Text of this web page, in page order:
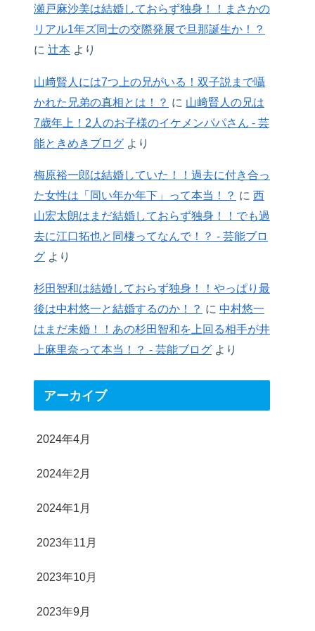
瀬戸麻沙美は結婚しておらず独身！！まさかの
リアル1年ズ同士の交際発展で旦那誕生か！？
に 辻本 より
山﨑賢人には7つ上の兄がいる！双子説まで囁
かれた兄弟の真相とは！？ に 山﨑賢人の兄は
7歳年上！2人のお子様のイケメンパパさん - 芸
能ときめきブログ より
梅原裕一郎は結婚していた！！過去に付き合っ
た女性は「同い年か年下」って本当！？ に 西
山宏太朗はまだ結婚しておらず独身！！でも過
去に江口拓也と同棲ってなんで！？ - 芸能ブロ
グ より
杉田智和は結婚しておらず独身！！やっぱり最
後は中村悠一と結婚するのか！？ に 中村悠一
はまだ未婚！！あの杉田智和を上回る相手が井
上麻里奈って本当！？ - 芸能ブログ より
アーカイブ
2024年4月
2024年2月
2024年1月
2023年11月
2023年10月
2023年9月